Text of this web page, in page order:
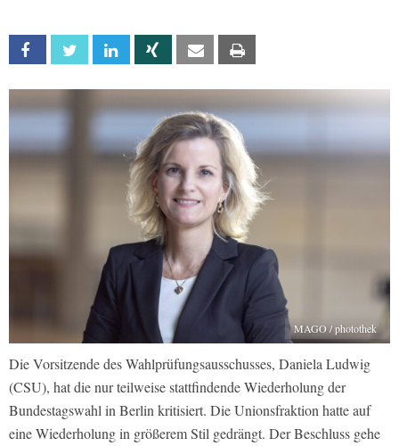
Facebook Twitter Linkedin Xing Email
MAGO / photothek
Die Vorsitzende des Wahlprüfungsausschusses, Daniela Ludwig
(CSU), hat die nur teilweise stattfindende Wiederholung der
Bundestagswahl in Berlin kritisiert. Die Unionsfraktion hatte auf
eine Wiederholung in größerem Stil gedrängt. Der Beschluss gehe